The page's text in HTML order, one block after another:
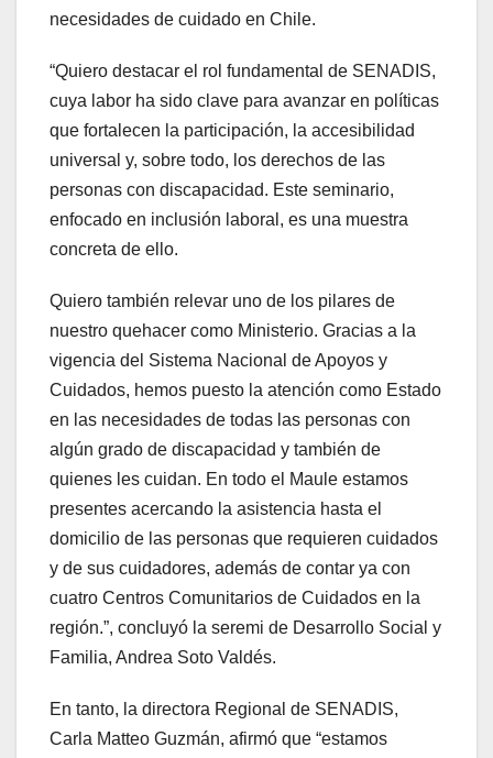
necesidades de cuidado en Chile.
“Quiero destacar el rol fundamental de SENADIS,
cuya labor ha sido clave para avanzar en políticas
que fortalecen la participación, la accesibilidad
universal y, sobre todo, los derechos de las
personas con discapacidad. Este seminario,
enfocado en inclusión laboral, es una muestra
concreta de ello.
Quiero también relevar uno de los pilares de
nuestro quehacer como Ministerio. Gracias a la
vigencia del Sistema Nacional de Apoyos y
Cuidados, hemos puesto la atención como Estado
en las necesidades de todas las personas con
algún grado de discapacidad y también de
quienes les cuidan. En todo el Maule estamos
presentes acercando la asistencia hasta el
domicilio de las personas que requieren cuidados
y de sus cuidadores, además de contar ya con
cuatro Centros Comunitarios de Cuidados en la
región.”, concluyó la seremi de Desarrollo Social y
Familia, Andrea Soto Valdés.
En tanto, la directora Regional de SENADIS,
Carla Matteo Guzmán, afirmó que “estamos